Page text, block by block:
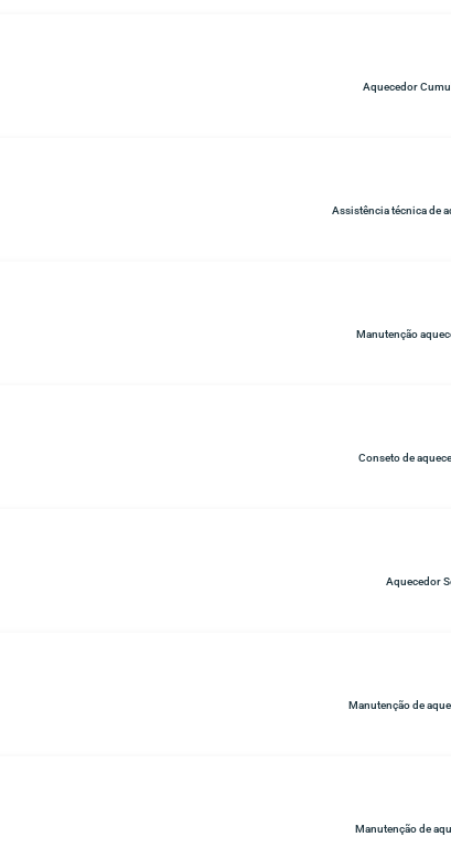
Aquecedor
Assistência técnica de
Manutenção
Conseto de
Aquecedor
Manutenção de
Manutenção de